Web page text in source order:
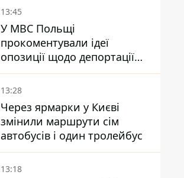
13:45
У МВС Польщі
прокоментували ідеї
опозиції щодо депортації
українських чоловіків -
абсурд і популізм
13:28
Через ярмарки у Києві
змінили маршрути сім
автобусів і один тролейбус
13:18